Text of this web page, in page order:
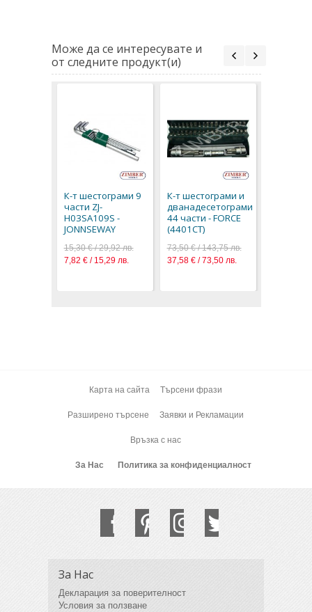
Може да се интересувате и
от следните продукт(и)
К-т шестограми 9
части ZJ-
H03SA109S -
JONNSEWAY
15,30 € / 29,92 лв.
7,82 € / 15,29 лв.
К-т шестограми и
дванадесетограми
44 части - FORCE
(4401CT)
73,50 € / 143,75 лв.
37,58 € / 73,50 лв.
Карта на сайта Търсени фрази
Разширено търсене Заявки и Рекламации
Връзка с нас
За Нас Политика за конфиденциалност
За Нас
Декларация за поверителност
Условия за ползване